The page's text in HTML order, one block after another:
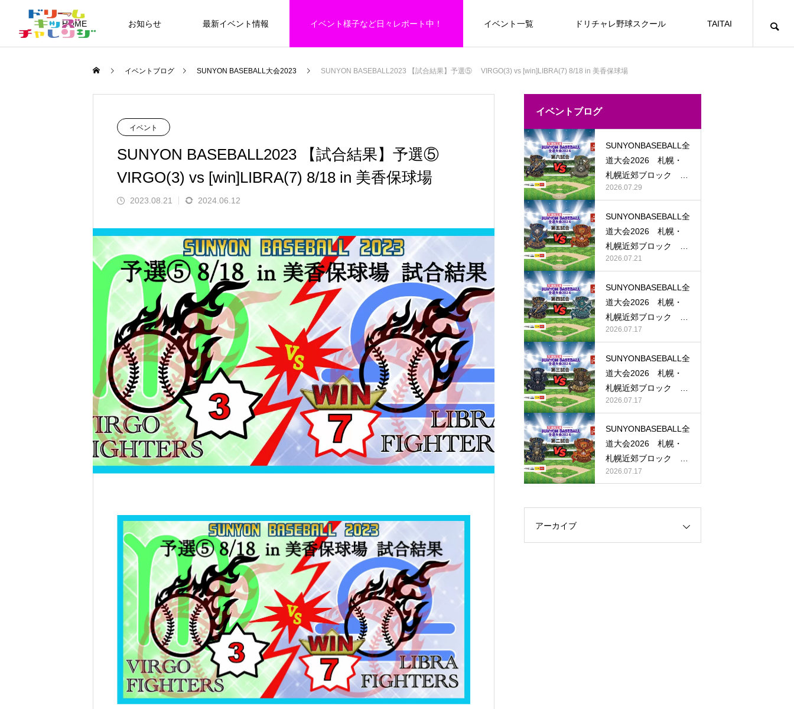
HOME お知らせ 最新イベント情報 イベント様子など日々レポート中！ イベント一覧 ドリチャレ野球スクール TAITAI
SUNYONBASEBALL全道大会2026
札幌・札幌近郊ブロック 第六試合
ゼウス VS アテナ
2026.07.29
SUNYONBASEBALL全道大会2026
札幌・札幌近郊ブロック 第五試合
アトラス VS フェニックス
2026.07.21
SUNYONBASEBALL全道大会2026
札幌・札幌近郊ブロック 第四試合
ゼウス VS ポセイドン
2026.07.17
EVENT
50
SUNYON BASEBALL 全道大会 2026 予選ト
ーナメント 〜道東・釧路ブロック〜
EVENT
SUNYON BASEBALL 全道大会 2026 予選ト
ーナメント 〜西胆振ブロック〜
EVENT
48
SUNYON BASEBALL 全道大会 2026 予選ト
ーナメント 〜道南ブロック〜
選トーナメント 〜道北ブロック〜
SUNYON BASEBALL 全道大会 2026 予
選トーナメント 〜札幌・札幌近郊ブロ
ック〜
第8回 フィットンチャレンジ 〜笑顔と
健康の二刀流〜
野球
ANOTHER 5th GRADE BASEBALL 20
26 (冬季野球教室×交流試合)
ドリチャレが開催する、小学３・４年生向けの
スポーツイベントの一覧です。気になるイベン
トがないか要check！ スポーツを始める子ども
が一番多いと言われる学年です。スポーツで心
身ともにパワーアップしよう！
小学５年生向けスポーツイベント一覧 小学6年生向けスポーツイベント一覧
スポーツ健康セミナー スペシャルイベント
イベントブログ SUNYON BASEBALL大会2023 SUNYON BASEBALL2023 【試合結果】予選⑤ VIRGO(3) vs [win]LIBRA(7) 8/18 in 美香保球場
イベント
SUNYON BASEBALL2023 【試合結果】予選⑤
VIRGO(3) vs [win]LIBRA(7) 8/18 in 美香保球場
2023.08.21 2024.06.12
イベントブログ
SUNYONBASEBALL全
道大会2026 札幌・
札幌近郊ブロック 第
六試合 ゼウス VS ア
2026.07.29
SUNYONBASEBALL全
道大会2026 札幌・
札幌近郊ブロック 第
五試合 アトラス VS
2026.07.21
SUNYONBASEBALL全
道大会2026 札幌・
札幌近郊ブロック 第
四試合 ゼウス VS ポ
2026.07.17
SUNYONBASEBALL全
道大会2026 札幌・
札幌近郊ブロック 第
三試合 フェンリル V
2026.07.17
SUNYONBASEBALL全
道大会2026 札幌・
札幌近郊ブロック 第
二試合 オーディン V
2026.07.17
アーカイブ